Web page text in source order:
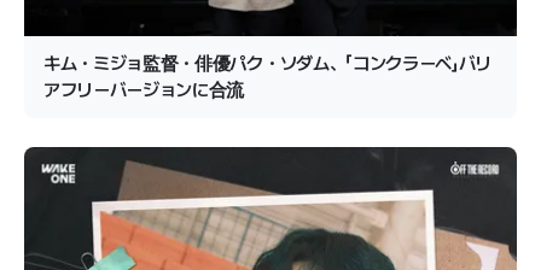
キム・ミジョ監督・俳優パク・ソダム、「コンクラーベ」バリ
アフリーバージョンに合流